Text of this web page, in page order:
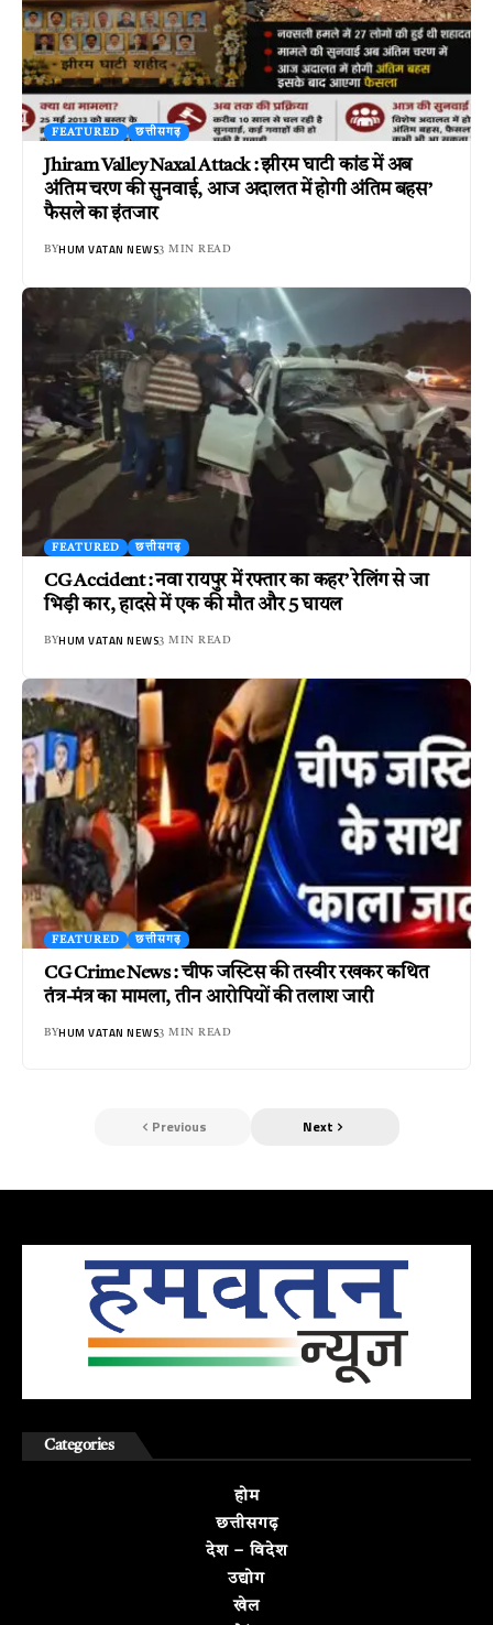
FEATURED छत्तीसगढ़
Jhiram Valley Naxal Attack : झीरम घाटी कांड में अब
अंतिम चरण की सुनवाई, आज अदालत में होगी अंतिम बहस’
फैसले का इंतजार
BYHUM VATAN NEWS3 MIN READ
FEATURED छत्तीसगढ़
CG Accident : नवा रायपुर में रफ्तार का कहर’ रेलिंग से जा
भिड़ी कार, हादसे में एक की मौत और 5 घायल
BYHUM VATAN NEWS3 MIN READ
FEATURED छत्तीसगढ़
CG Crime News : चीफ जस्टिस की तस्वीर रखकर कथित
तंत्र-मंत्र का मामला, तीन आरोपियों की तलाश जारी
BYHUM VATAN NEWS3 MIN READ
Previous Next
Categories
होम
छत्तीसगढ़
देश – विदेश
उद्योग
खेल